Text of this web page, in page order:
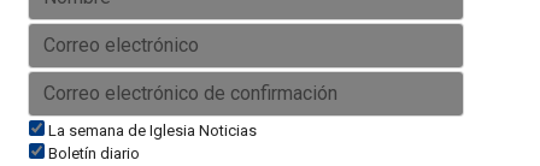
La semana de Iglesia Noticias
Boletín diario